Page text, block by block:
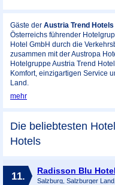
Gäste der Austria Trend
Österreichs führender
Hotel GmbH durch die
zusammen mit der Austropa
Hotelgruppe Austria Trend
Komfort, einzigartigen Service
Land.
mehr
Die beliebtesten
Hotels
11. Radisson Blu
Salzburg, Salzburger